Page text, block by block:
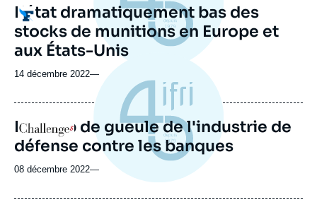
Logo
L’état dramatiquement bas des
stocks de munitions en Europe et
aux États-Unis
14 décembre 2022—
Logo
Le coup de gueule de l'industrie de
défense contre les banques
08 décembre 2022—